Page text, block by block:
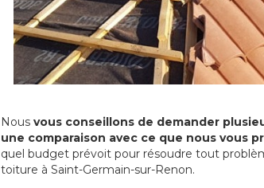
Nous vous conseillons de demander
une comparaison avec ce que nous vous
quel budget prévoit pour résoudre tout
toiture à Saint-Germain-sur-Renon.